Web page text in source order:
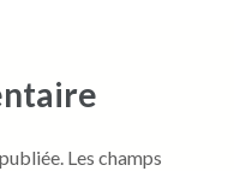
Les champs